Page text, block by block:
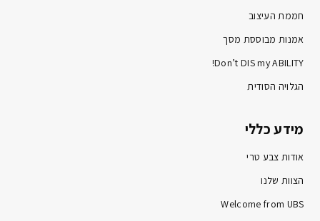
חממת העיצוב
אמנות מבוססת מסך
Don’t DIS my ABILITY!
הגלויה הסודית
מידע כללי
אודות צבע טרי
הצוות שלנו
Welcome from UBS